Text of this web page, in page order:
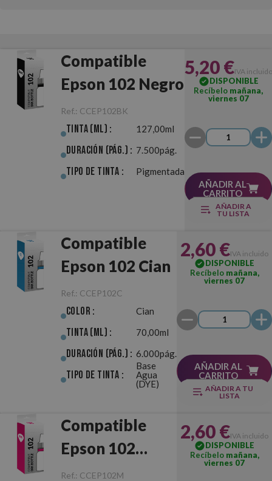
Compatible
Epson 102 Negro
Ref.: CCEP102BK
Tinta (ml) : 127,00ml
Duración (pág.) : 7.500pág.
Tipo de Tinta : Pigmentada
5,20 €IVA incluido
DISPONIBLE
Recíbelo mañana,
viernes 07
AÑADIR AL
CARRITO
AÑADIR A
TU LISTA
Compatible
Epson 102 Cian
Ref.: CCEP102C
Color : Cian
Tinta (ml) : 70,00ml
Duración (pág.) : 6.000pág.
Tipo de Tinta :
Base
Agua
(DYE)
2,60 €IVA incluido
DISPONIBLE
Recíbelo mañana,
viernes 07
AÑADIR AL
CARRITO
AÑADIR A TU
LISTA
Compatible
Epson 102
Magenta
Ref.: CCEP102M
2,60 €IVA incluido
DISPONIBLE
Recíbelo mañana,
viernes 07